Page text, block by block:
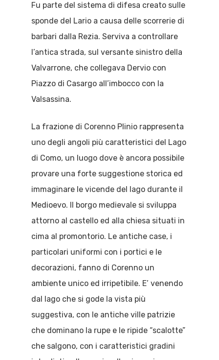
Fu parte del sistema di difesa creato sulle
sponde del Lario a causa delle scorrerie di
barbari dalla Rezia. Serviva a controllare
l’antica strada, sul versante sinistro della
Valvarrone, che collegava Dervio con
Piazzo di Casargo all’imbocco con la
Valsassina.
La frazione di Corenno Plinio rappresenta
uno degli angoli più caratteristici del Lago
di Como, un luogo dove è ancora possibile
provare una forte suggestione storica ed
immaginare le vicende del lago durante il
Medioevo. Il borgo medievale si sviluppa
attorno al castello ed alla chiesa situati in
cima al promontorio. Le antiche case, i
particolari uniformi con i portici e le
decorazioni, fanno di Corenno un
ambiente unico ed irripetibile. E’ venendo
dal lago che si gode la vista più
suggestiva, con le antiche ville patrizie
che dominano la rupe e le ripide “scalotte”
che salgono, con i caratteristici gradini